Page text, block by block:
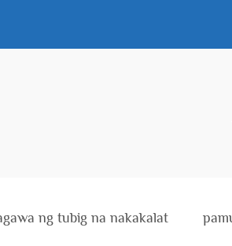
ng tubig na nakakalat